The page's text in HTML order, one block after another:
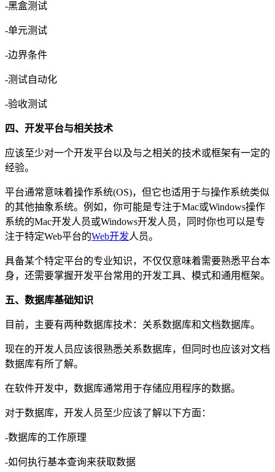
-黑盒测试
-单元测试
-边界条件
-测试自动化
-验收测试
四、开发平台与相关技术
应该至少对一个开发平台以及与之相关的技术或框架有一定的
经验。
平台通常意味着操作系统(OS)，但它也适用于与操作系统类似
的其他抽象系统。例如，你可能是专注于Mac或Windows操作
系统的Mac开发人员或Windows开发人员，同时你也可以是专
注于特定Web平台的Web开发人员。
具备某个特定平台的专业知识，不仅仅意味着需要熟悉平台本
身，还需要掌握开发平台常用的开发工具、模式和通用框架。
五、数据库基础知识
目前，主要有两种数据库技术：关系数据库和文档数据库。
现在的开发人员应该很熟悉关系数据库，但同时也应该对文档
数据库有所了解。
在软件开发中，数据库通常用于存储应用程序的数据。
对于数据库，开发人员至少应该了解以下方面：
-数据库的工作原理
-如何执行基本查询来获取数据